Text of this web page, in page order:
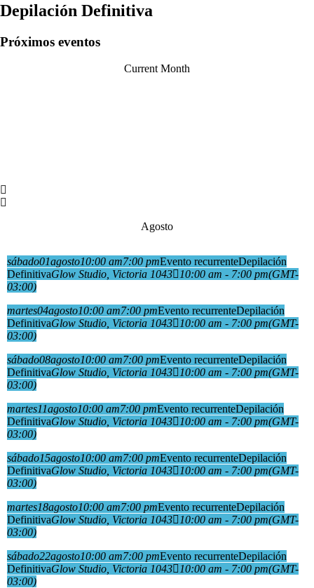
Depilación Definitiva
Próximos eventos
Current Month
Agosto
sábado01agosto10:00 am7:00 pmEvento recurrenteDepilación
DefinitivaGlow Studio , Victoria 1043 10:00 am - 7:00 pm(GMT-
03:00)
martes04agosto10:00 am7:00 pmEvento recurrenteDepilación
DefinitivaGlow Studio , Victoria 1043 10:00 am - 7:00 pm(GMT-
03:00)
sábado08agosto10:00 am7:00 pmEvento recurrenteDepilación
DefinitivaGlow Studio , Victoria 1043 10:00 am - 7:00 pm(GMT-
03:00)
martes11agosto10:00 am7:00 pmEvento recurrenteDepilación
DefinitivaGlow Studio , Victoria 1043 10:00 am - 7:00 pm(GMT-
03:00)
sábado15agosto10:00 am7:00 pmEvento recurrenteDepilación
DefinitivaGlow Studio , Victoria 1043 10:00 am - 7:00 pm(GMT-
03:00)
martes18agosto10:00 am7:00 pmEvento recurrenteDepilación
DefinitivaGlow Studio , Victoria 1043 10:00 am - 7:00 pm(GMT-
03:00)
sábado22agosto10:00 am7:00 pmEvento recurrenteDepilación
DefinitivaGlow Studio , Victoria 1043 10:00 am - 7:00 pm(GMT-
03:00)